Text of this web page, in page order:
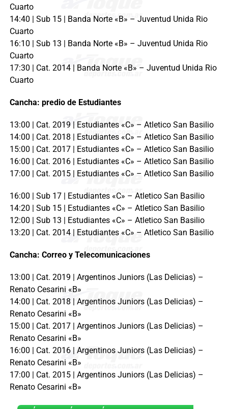
Cuarto
14:40 | Sub 15 | Banda Norte «B» – Juventud Unida Rio
Cuarto
16:10 | Sub 13 | Banda Norte «B» – Juventud Unida Rio
Cuarto
17:30 | Cat. 2014 | Banda Norte «B» – Juventud Unida Rio
Cuarto
Cancha: predio de Estudiantes
13:00 | Cat. 2019 | Estudiantes «C» – Atletico San Basilio
14:00 | Cat. 2018 | Estudiantes «C» – Atletico San Basilio
15:00 | Cat. 2017 | Estudiantes «C» – Atletico San Basilio
16:00 | Cat. 2016 | Estudiantes «C» – Atletico San Basilio
17:00 | Cat. 2015 | Estudiantes «C» – Atletico San Basilio
16:00 | Sub 17 | Estudiantes «C» – Atletico San Basilio
14:20 | Sub 15 | Estudiantes «C» – Atletico San Basilio
12:00 | Sub 13 | Estudiantes «C» – Atletico San Basilio
13:20 | Cat. 2014 | Estudiantes «C» – Atletico San Basilio
Cancha: Correo y Telecomunicaciones
13:00 | Cat. 2019 | Argentinos Juniors (Las Delicias) –
Renato Cesarini «B»
14:00 | Cat. 2018 | Argentinos Juniors (Las Delicias) –
Renato Cesarini «B»
15:00 | Cat. 2017 | Argentinos Juniors (Las Delicias) –
Renato Cesarini «B»
16:00 | Cat. 2016 | Argentinos Juniors (Las Delicias) –
Renato Cesarini «B»
17:00 | Cat. 2015 | Argentinos Juniors (Las Delicias) –
Renato Cesarini «B»